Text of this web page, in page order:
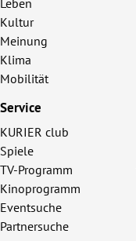
Leben
Kultur
Meinung
Klima
Mobilität
Service
KURIER club
Spiele
TV-Programm
Kinoprogramm
Eventsuche
Partnersuche